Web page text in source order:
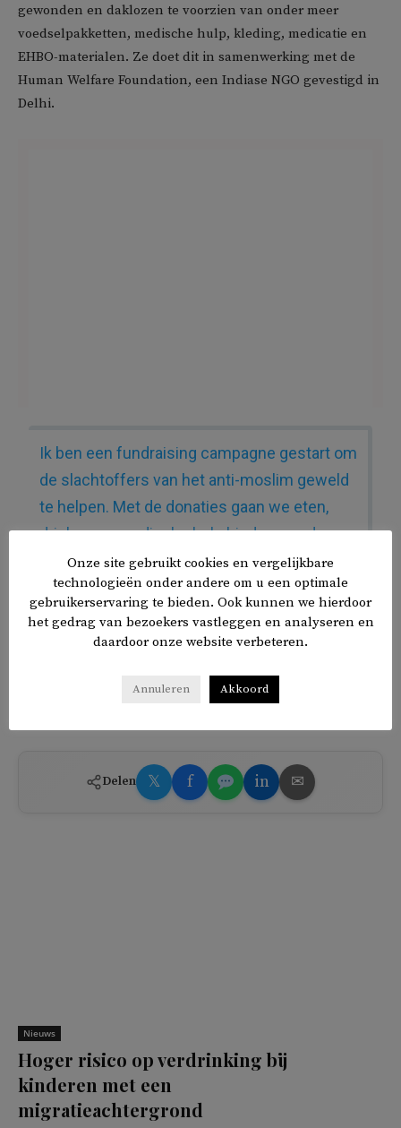
gewonden en daklozen te voorzien van onder meer
voedselpakketten, medische hulp, kleding, medicatie en
EHBO-materialen. Ze doet dit in samenwerking met de
Human Welfare Foundation, een Indiase NGO gevestigd in
Delhi.
Ik ben een fundraising campagne gestart om
de slachtoffers van het anti-moslim geweld
te helpen. Met de donaties gaan we eten,
drinken en medische hulp bieden aan de
slachtoffers. Voor meer info klik op
onderstaande link. Alle kleine beetjes
helpen!
https://t.co/qPFETgo3u0
Delen 𝕏 f in ✉
Nieuws
Hoger risico op verdrinking bij
kinderen met een
migratieachtergrond
Onze site gebruikt cookies en vergelijkbare
technologieën onder andere om u een optimale
gebruikerservaring te bieden. Ook kunnen we hierdoor
het gedrag van bezoekers vastleggen en analyseren en
daardoor onze website verbeteren.
Annuleren Akkoord